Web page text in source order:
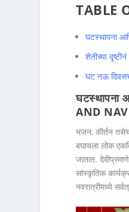
TABLE
घटस्थापना
शेतीच्या
घट नऊ
घटस्थापना
AND
भजन, कीर्तन
बघायला लोक
जातात.
सांस्कृतिक
नवरात्रीमध्ये